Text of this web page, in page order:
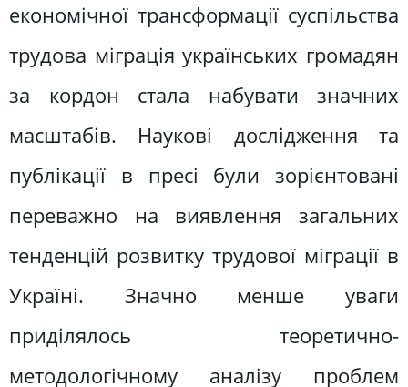
економічної трансформації суспільства
трудова міграція українських громадян
за кордон стала набувати значних
масштабів. Наукові дослідження та
публікації в пресі були зорієнтовані
переважно на виявлення загальних
тенденцій розвитку трудової міграції в
Україні. Значно менше уваги
приділялось теоретично-
методологічному аналізу проблем